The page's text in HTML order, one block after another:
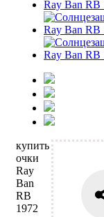
купить
очки
Ray
Ban
RB
1972